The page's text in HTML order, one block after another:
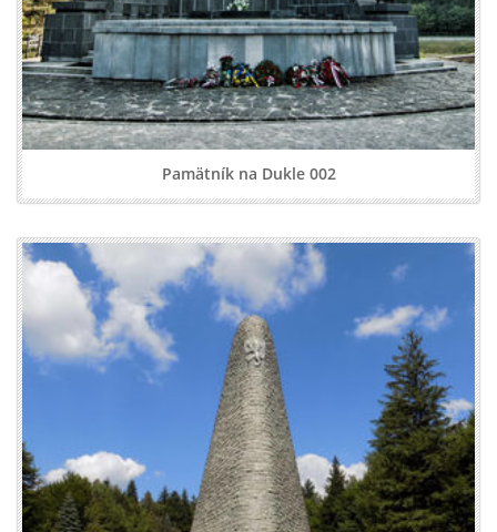
Pamätník na Dukle 002